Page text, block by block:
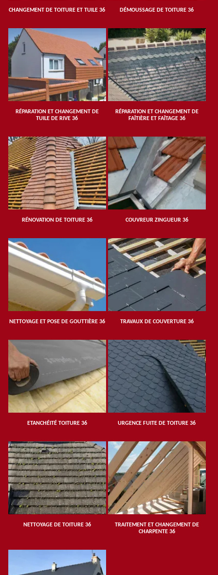
CHANGEMENT DE TOITURE ET TUILE 36 DÉMOUSSAGE DE TOITURE 36
RÉPARATION ET CHANGEMENT DE
TUILE DE RIVE 36
RÉPARATION ET CHANGEMENT DE
FAÎTIÈRE ET FAÎTAGE 36
RÉNOVATION DE TOITURE 36 COUVREUR ZINGUEUR 36
NETTOYAGE ET POSE DE GOUTTIÈRE 36 TRAVAUX DE COUVERTURE 36
ETANCHÉITÉ TOITURE 36 URGENCE FUITE DE TOITURE 36
NETTOYAGE DE TOITURE 36
TRAITEMENT ET CHANGEMENT DE
CHARPENTE 36